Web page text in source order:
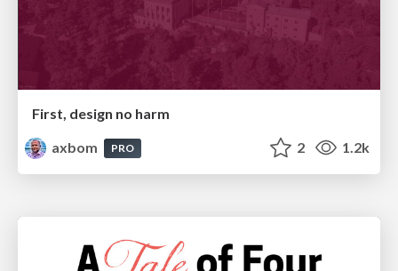
First, design no harm
axbom
PRO 2 1.2k